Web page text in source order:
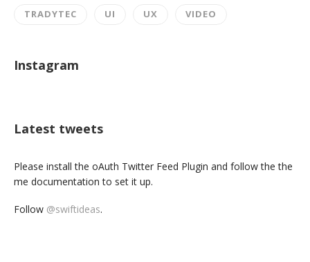
TRADYTEC UI UX VIDEO
Instagram
Latest tweets
Please install the oAuth Twitter Feed Plugin and follow the the
me documentation to set it up.
Follow @swiftideas.